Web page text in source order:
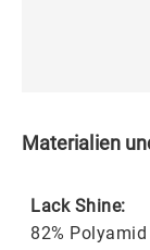
Materialien
Lack Shine:
82% Polyamid